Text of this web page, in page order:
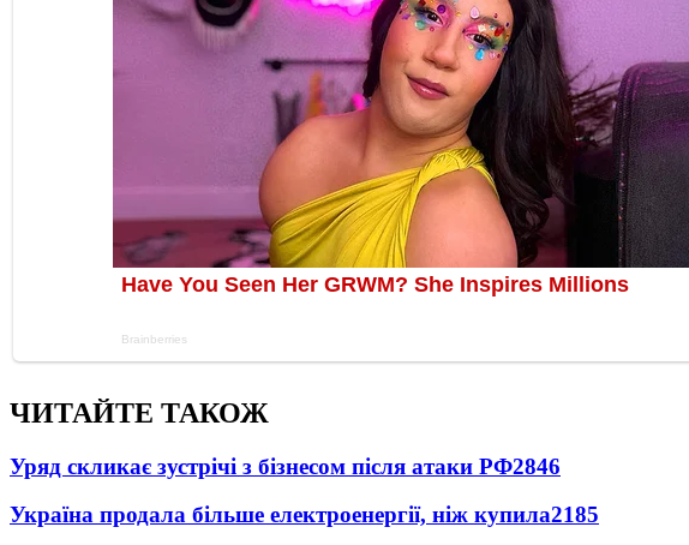
ЧИТАЙТЕ ТАКОЖ
Уряд скликає зустрічі з бізнесом після атаки РФ2846
Україна продала більше електроенергії, ніж купила2185